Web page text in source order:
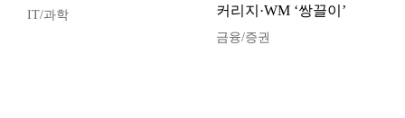
IT/과학
커리지·WM ‘쌍끌이’
금융/증권